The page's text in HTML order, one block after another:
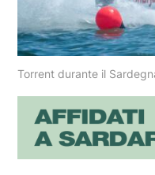
Torrent durante il